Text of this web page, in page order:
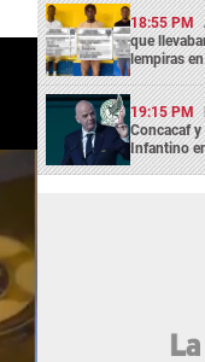
18:55 PM
que
lempiras
19:15 PM
Concacaf
Infantino